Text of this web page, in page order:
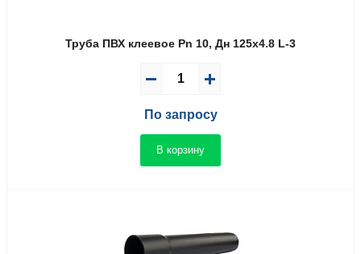
Труба ПВХ клеевое Pn 10, Дн 125х4.8 L-3
По запросу
В корзину